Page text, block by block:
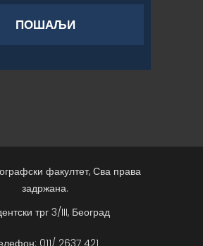
факултет, Сва права
задржана.
трг 3/III, Београд
011/ 2637 421